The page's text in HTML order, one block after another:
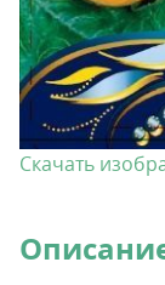
Скачать